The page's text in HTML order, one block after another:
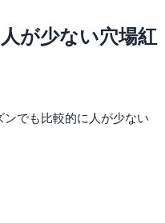
が少ない穴場紅
でも比較的に人が少ない